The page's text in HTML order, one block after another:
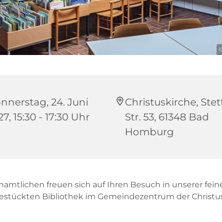
24. Juni
15:30 - 17:30 Uhr
Christuskirche,
Str. 53, 61348 Bad
Homburg
freuen sich auf Ihren Besuch in unserer
Bibliothek im Gemeindezentrum der